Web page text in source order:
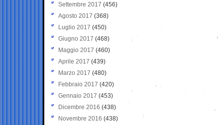
Settembre 2017 (456)
Agosto 2017 (368)
Luglio 2017 (450)
Giugno 2017 (468)
Maggio 2017 (460)
Aprile 2017 (439)
Marzo 2017 (480)
Febbraio 2017 (420)
Gennaio 2017 (453)
Dicembre 2016 (438)
Novembre 2016 (438)